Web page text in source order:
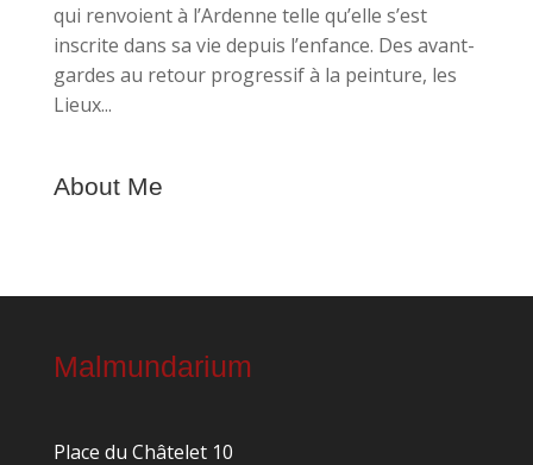
qui renvoient à l’Ardenne telle qu’elle s’est
inscrite dans sa vie depuis l’enfance. Des avant-
gardes au retour progressif à la peinture, les
Lieux...
About Me
Malmundarium
Place du Châtelet 10